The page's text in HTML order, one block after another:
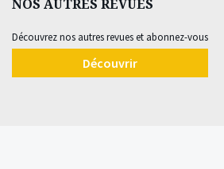
NOS AUTRES REVUES
Découvrez nos autres revues et abonnez-vous
Découvrir